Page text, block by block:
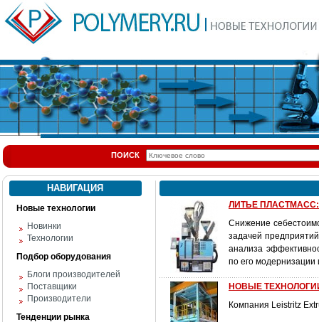
ПОИСК
НАВИГАЦИЯ
Новые технологии
Новинки
Технологии
Подбор оборудования
Блоги производителей
Поставщики
Производители
Тенденции рынка
ЛИТЬЕ ПЛАСТМАСС:
Снижение
задачей
анализа
по его
НОВЫЕ ТЕХНОЛОГИИ
Компания Leistritz